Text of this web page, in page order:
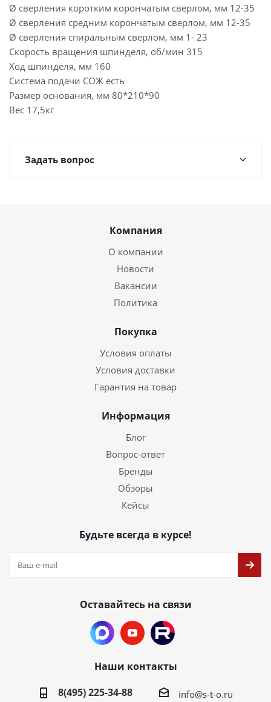
Ø сверления коротким корончатым сверлом, мм 12-35
Ø сверления средним корончатым сверлом, мм 12-35
Ø сверления спиральным сверлом, мм 1- 23
Скорость вращения шпинделя, об/мин 315
Ход шпинделя, мм 160
Система подачи СОЖ есть
Размер основания, мм 80*210*90
Вес 17,5кг
Задать вопрос
Компания
О компании
Новости
Вакансии
Политика
Покупка
Условия оплаты
Условия доставки
Гарантия на товар
Информация
Блог
Вопрос-ответ
Бренды
Обзоры
Кейсы
Будьте всегда в курсе!
Оставайтесь на связи
Наши контакты
8(495) 225-34-88
info@s-t-o.ru